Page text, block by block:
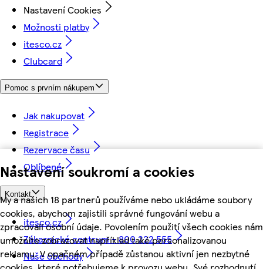
Nastavení soukromí a cookies
My a našich 18 partnerů používáme nebo ukládáme soubory
cookies, abychom zajistili správné fungování webu a
zpracovali osobní údaje. Povolením použití všech cookies nám
umožníte zobrazovat například také personalizovanou
reklamu. V opačném případě zůstanou aktivní jen nezbytné
Nastavení Cookies
Možnosti platby
itesco.cz
Clubcard
Pomoc s prvním nákupem
Jak nakupovat
Registrace
Rezervace času
Oblíbené
Kontakt
itesco.cz
Zákaznické centrum - 800 222 555
Naše obchody